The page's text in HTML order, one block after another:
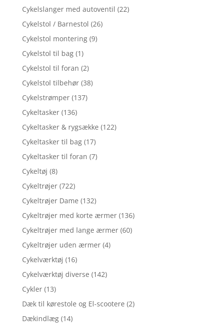
Cykelslanger med autoventil (22)
Cykelstol / Barnestol (26)
Cykelstol montering (9)
Cykelstol til bag (1)
Cykelstol til foran (2)
Cykelstol tilbehør (38)
Cykelstrømper (137)
Cykeltasker (136)
Cykeltasker & rygsække (122)
Cykeltasker til bag (17)
Cykeltasker til foran (7)
Cykeltøj (8)
Cykeltrøjer (722)
Cykeltrøjer Dame (132)
Cykeltrøjer med korte ærmer (136)
Cykeltrøjer med lange ærmer (60)
Cykeltrøjer uden ærmer (4)
Cykelværktøj (16)
Cykelværktøj diverse (142)
Cykler (13)
Dæk til kørestole og El-scootere (2)
Dækindlæg (14)